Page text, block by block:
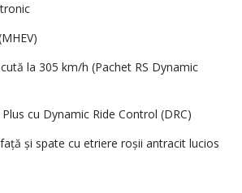
la 305 km/h (Pachet RS Dynamic
cu Dynamic Ride Control (DRC)
și spate cu etriere roșii antracit lucios